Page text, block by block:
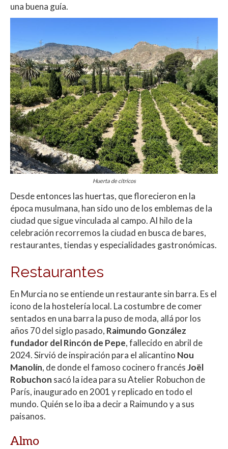
una buena guía.
Huerta de cítricos
Desde entonces las huertas, que florecieron en la
época musulmana, han sido uno de los emblemas de la
ciudad que sigue vinculada al campo. Al hilo de la
celebración recorremos la ciudad en busca de bares,
restaurantes, tiendas y especialidades gastronómicas.
Restaurantes
En Murcia no se entiende un restaurante sin barra. Es el
icono de la hostelería local. La costumbre de comer
sentados en una barra la puso de moda, allá por los
años 70 del siglo pasado, Raimundo González
fundador del Rincón de Pepe, fallecido en abril de
2024. Sirvió de inspiración para el alicantino Nou
Manolín, de donde el famoso cocinero francésJoël
Robuchon sacó la idea para su Atelier Robuchon de
París, inaugurado en 2001 y replicado en todo el
mundo. Quién se lo iba a decir a Raimundo y a sus
paisanos.
Almo